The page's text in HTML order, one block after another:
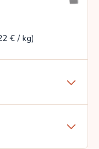
€ / kg)
arrow_forward_ios
arrow_forward_ios